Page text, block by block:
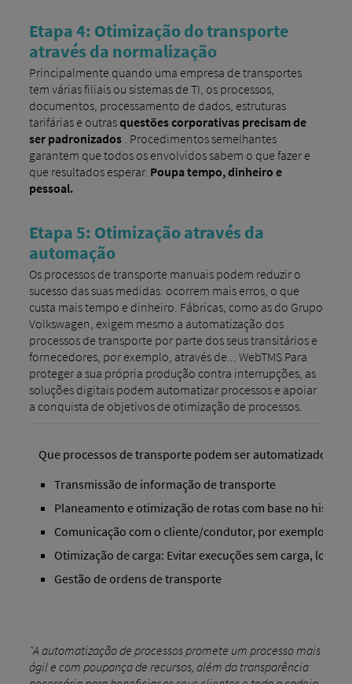
Etapa 4: Otimização do transporte
através da normalização
Principalmente quando uma empresa de transportes
tem várias filiais ou sistemas de TI, os processos,
documentos, processamento de dados, estruturas
tarifárias e outrasquestões corporativas precisam de
ser padronizados. Procedimentos semelhantes
garantem que todos os envolvidos sabem o que fazer e
que resultados esperar. Poupa tempo, dinheiro e
pessoal.
Etapa 5: Otimização através da
automação
Os processos de transporte manuais podem reduzir o
sucesso das suas medidas: ocorrem mais erros, o que
custa mais tempo e dinheiro. Fábricas, como as do Grupo
Volkswagen, exigem mesmo a automatização dos
processos de transporte por parte dos seus transitários e
fornecedores, por exemplo, através de... WebTMS Para
proteger a sua própria produção contra interrupções, as
soluções digitais podem automatizar processos e apoiar
a conquista de objetivos de otimização de processos.
Que processos de transporte podem ser automatizados?
Transmissão de informação de transporte
Planeamento e otimização de rotas com base no
Comunicação com o cliente/condutor, por exemplo,
Otimização de carga: Evitar execuções sem carga,
Gestão de ordens de transporte
"A automatização de processos promete um processo mais
ágil e com poupança de recursos, além da transparência